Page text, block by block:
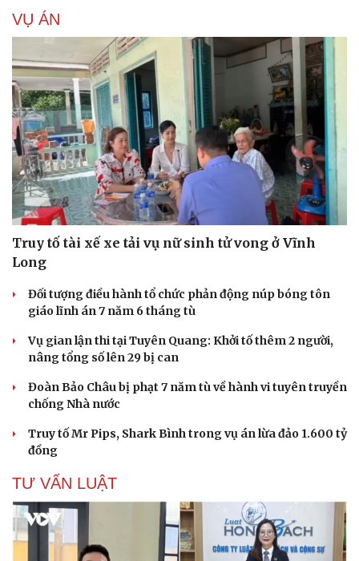
VỤ ÁN
Truy tố tài xế xe tải vụ nữ sinh tử vong ở Vĩnh
Long
Đối tượng điều hành tổ chức phản động núp bóng tôn
giáo lĩnh án 7 năm 6 tháng tù
Vụ gian lận thi tại Tuyên Quang: Khởi tố thêm 2 người,
nâng tổng số lên 29 bị can
Đoàn Bảo Châu bị phạt 7 năm tù về hành vi tuyên truyền
chống Nhà nước
Truy tố Mr Pips, Shark Bình trong vụ án lừa đảo 1.600 tỷ
đồng
TƯ VẤN LUẬT